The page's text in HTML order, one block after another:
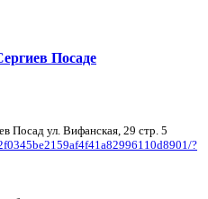
Посаде
Посад ул. Вифанская, 29 стр. 5
?